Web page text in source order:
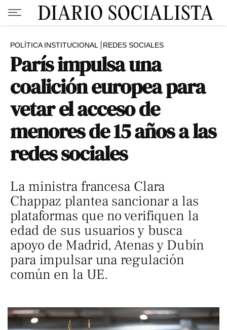
POLÍTICA INSTITUCIONAL REDES SOCIALES
París impulsa una
coalición europea para
vetar el acceso de
menores de 15 años a las
redes sociales
La ministra francesa Clara
Chappaz plantea sancionar a las
plataformas que no verifiquen la
edad de sus usuarios y busca
apoyo de Madrid, Atenas y Dubín
para impulsar una regulación
común en la UE.